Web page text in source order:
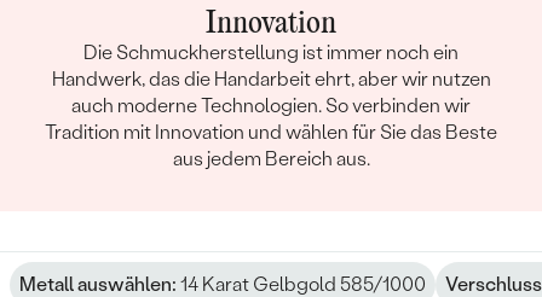
Innovation
Die Schmuckherstellung ist immer noch ein
Handwerk, das die Handarbeit ehrt, aber wir nutzen
auch moderne Technologien. So verbinden wir
Tradition mit Innovation und wählen für Sie das Beste
aus jedem Bereich aus.
Metall auswählen: 14 Karat Gelbgold 585/1000